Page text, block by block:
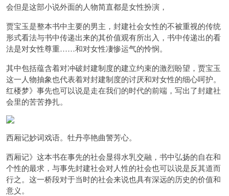
会但是这部小说外面的人物简直都是女性扮演，
贾宝玉是整本书中主要的男主，封建社会女性的不被重视的传统
形式看法与书中传递出来的其价值观有所出入， 书中传递出的看
法是对女性尊重……和对女性凄惨运气的怜悯。
其中包括蕴含着对冲破封建制度的建立约束的激烈盼望，贾宝玉
这一人物抽象也代表着对封建制度的讨厌和对女性的细心呵护。
红楼梦》事先也可以说是走在我们的时代的前端，写出了封建社
会里的苦苦挣扎。
西厢记妙词戏语。牡丹亭艳曲警芳心。
西厢记》这本书在事先的社会显得水乳交融， 书中弘扬的自在和
个性的最求，与事先封建社会对人性的社会也可以说是反其道而
行之。这一桥段对于当时的社会来说也具有深远的历史的价值和
意义。